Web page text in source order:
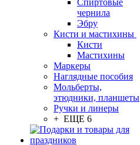
Спиртовые
чернила
Эбру
Кисти и мастихины
Кисти
Мастихины
Маркеры
Наглядные пособия
Мольберты,
этюдники, планшеты
Ручки и линеры
+ ЕЩЕ 6